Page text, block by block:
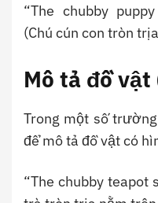
“The chubby
(Chú cún con tròn
Mô tả đồ
Trong một số
để mô tả đồ vật có
“The chubby teapot